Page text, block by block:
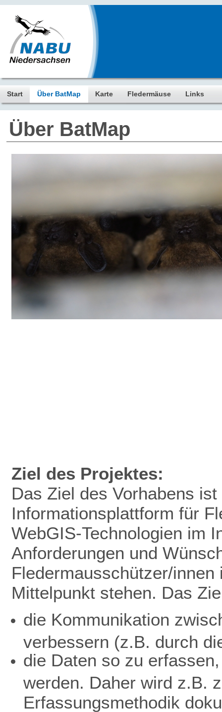
Start Über BatMap Karte Fledermäuse Links
Über BatMap
Ziel des Projektes:
Das Ziel des Vorhabens
Informationsplattform für
WebGIS-Technologien im
Anforderungen und
Fledermausschützer/
Mittelpunkt stehen. Das
die Kommunikation
verbessern (z.B. durch
die Daten so zu
werden. Daher wird z.B.
Erfassungsmethodik